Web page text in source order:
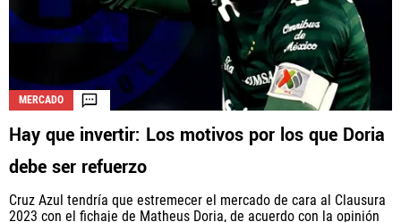
MERCADO
Hay que invertir: Los motivos por los que Doria
debe ser refuerzo
Cruz Azul tendría que estremecer el mercado de cara al Clausura
2023 con el fichaje de Matheus Doria, de acuerdo con la opinión